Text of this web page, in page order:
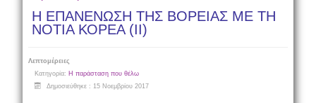
Η ΕΠΑΝΕΝΩΣΗ ΤΗΣ ΒΟΡΕΙΑΣ ΜΕ ΤΗ
ΝΟΤΙΑ ΚΟΡΕΑ (ΙΙ)
Λεπτομέρειες
Κατηγορία: Η παράσταση που θέλω
Δημοσιεύθηκε : 15 Νοεμβρίου 2017